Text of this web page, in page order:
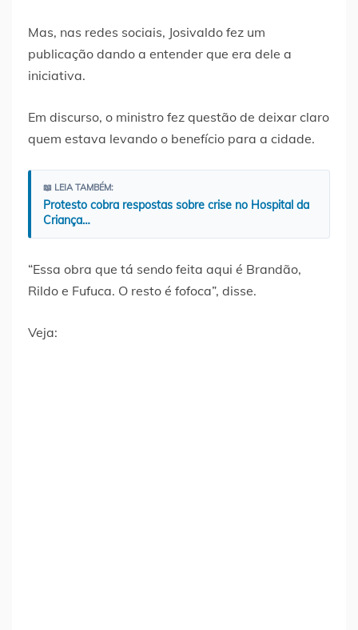
Mas, nas redes sociais, Josivaldo fez um
publicação dando a entender que era dele a
iniciativa.
Em discurso, o ministro fez questão de deixar claro
quem estava levando o benefício para a cidade.
📖 LEIA TAMBÉM:
Protesto cobra respostas sobre crise no Hospital da
Criança…
“Essa obra que tá sendo feita aqui é Brandão,
Rildo e Fufuca. O resto é fofoca”, disse.
Veja: